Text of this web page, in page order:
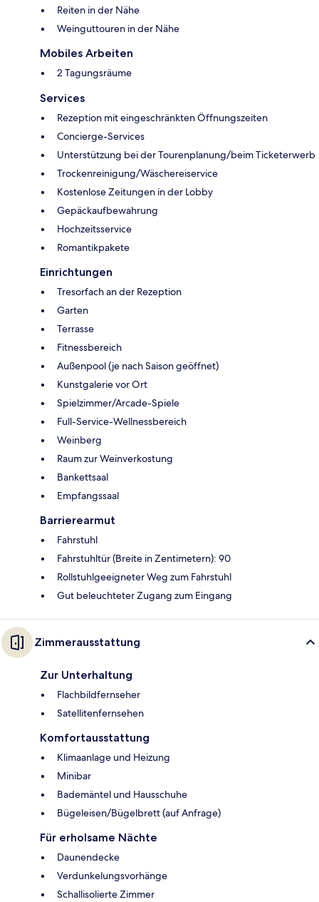
Reiten in der Nähe
Weinguttouren in der Nähe
Mobiles Arbeiten
2 Tagungsräume
Services
Rezeption mit eingeschränkten Öffnungszeiten
Concierge-Services
Unterstützung bei der Tourenplanung/beim Ticketerwerb
Trockenreinigung/Wäschereiservice
Kostenlose Zeitungen in der Lobby
Gepäckaufbewahrung
Hochzeitsservice
Romantikpakete
Einrichtungen
Tresorfach an der Rezeption
Garten
Terrasse
Fitnessbereich
Außenpool (je nach Saison geöffnet)
Kunstgalerie vor Ort
Spielzimmer/Arcade-Spiele
Full-Service-Wellnessbereich
Weinberg
Raum zur Weinverkostung
Bankettsaal
Empfangssaal
Barrierearmut
Fahrstuhl
Fahrstuhltür (Breite in Zentimetern): 90
Rollstuhlgeeigneter Weg zum Fahrstuhl
Gut beleuchteter Zugang zum Eingang
Zimmerausstattung
Zur Unterhaltung
Flachbildfernseher
Satellitenfernsehen
Komfortausstattung
Klimaanlage und Heizung
Minibar
Bademäntel und Hausschuhe
Bügeleisen/Bügelbrett (auf Anfrage)
Für erholsame Nächte
Daunendecke
Verdunkelungsvorhänge
Schallisolierte Zimmer